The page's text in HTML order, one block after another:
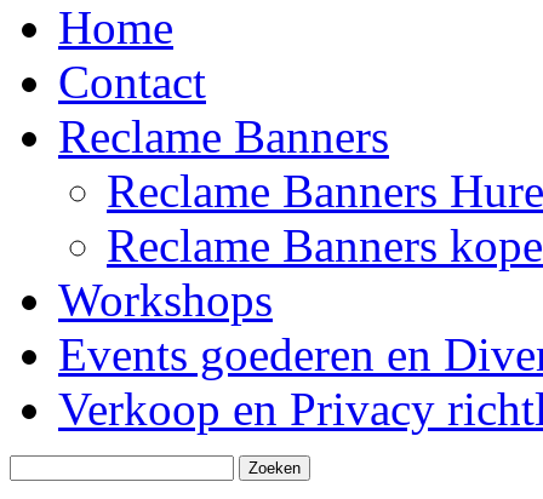
Home
Contact
Reclame Banners
Reclame Banners
Reclame Banners
Workshops
Events goederen en
Verkoop en Privacy